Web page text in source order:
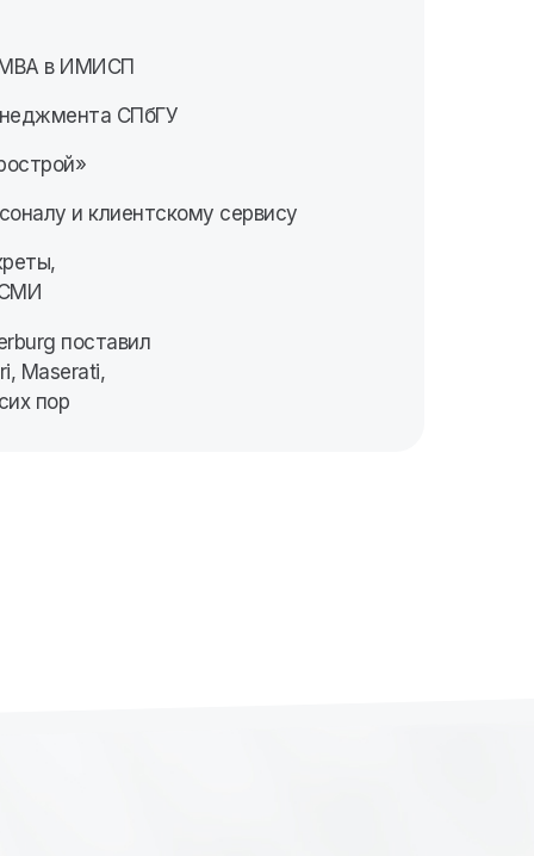
в ИМИСП
СПбГУ
СМИ
поставил
Maserati,
пор
и клиентскому сервису